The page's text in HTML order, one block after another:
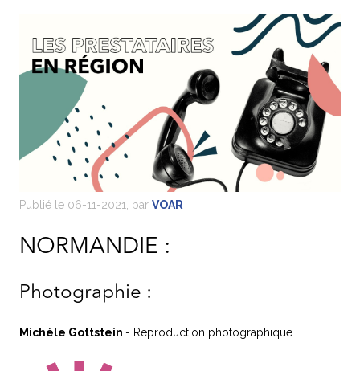
Publié le 06-11-2021, par VOAR
NORMANDIE :
Photographie :
Michèle Gottstein - Reproduction photographique